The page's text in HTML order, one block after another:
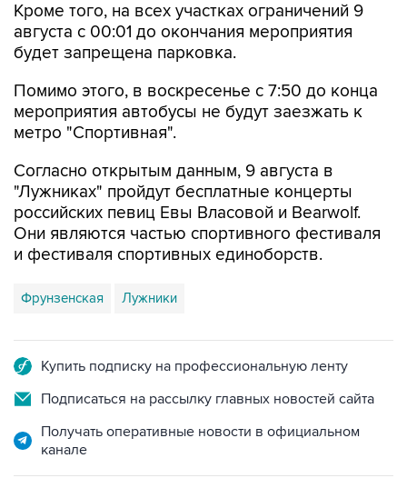
Кроме того, на всех участках ограничений 9
августа с 00:01 до окончания мероприятия
будет запрещена парковка.
Помимо этого, в воскресенье с 7:50 до конца
мероприятия автобусы не будут заезжать к
метро "Спортивная".
Согласно открытым данным, 9 августа в
"Лужниках" пройдут бесплатные концерты
российских певиц Евы Власовой и Bearwolf.
Они являются частью спортивного фестиваля
и фестиваля спортивных единоборств.
Фрунзенская Лужники
Купить подписку на профессиональную ленту
Подписаться на рассылку главных новостей сайта
Получать оперативные новости в официальном
канале